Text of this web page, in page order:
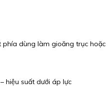
phía dùng làm gioăng trục hoặc
hiệu suất dưới áp lực